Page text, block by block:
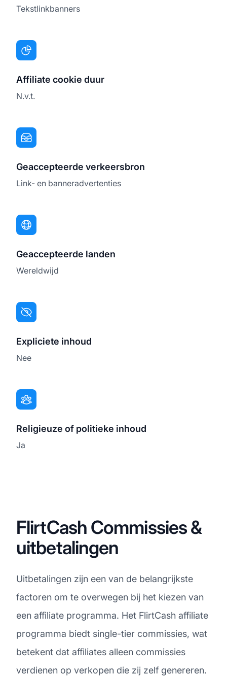
Tekstlinkbanners
Affiliate cookie duur
N.v.t.
Geaccepteerde verkeersbron
Link- en banneradvertenties
Geaccepteerde landen
Wereldwijd
Expliciete inhoud
Nee
Religieuze of politieke inhoud
Ja
FlirtCash Commissies &
uitbetalingen
Uitbetalingen zijn een van de belangrijkste
factoren om te overwegen bij het kiezen van
een affiliate programma. Het FlirtCash affiliate
programma biedt single-tier commissies, wat
betekent dat affiliates alleen commissies
verdienen op verkopen die zij zelf genereren.